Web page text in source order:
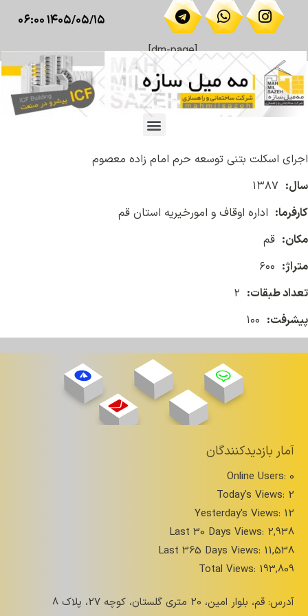
۱۴۰۵/۰۵/۱۵ ۰۶:۰۰
[dm-page]
اجرای اسکلت بتنی توسعه حرم امام زاده معصوم
سال:
کارفرما: اداره اوقاف و امورخیریه استان قم
مکان: قم
متراژ:
تعداد طبقات:
پیشرفت:
آمار بازدیدکنندگان
Online Users: 0
Today's Views: 2
Yesterday's Views: 12
Last 30 Days Views: 2,938
Last 365 Days Views: 11,538
Total Views: 193,809
آدرس: قم، بلوار امین، 20 متری گلستان، کوچه 27، پلاک 8